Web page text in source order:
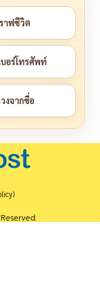
าฟชีวิต
บอร์โทรศัพท์
งจากชื่อ